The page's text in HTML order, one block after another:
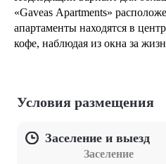
«Gaveas Apartments»
апартаменты находятся в
кофе, наблюдая из окна за
Условия размещения
Заселение и выезд
Заселение